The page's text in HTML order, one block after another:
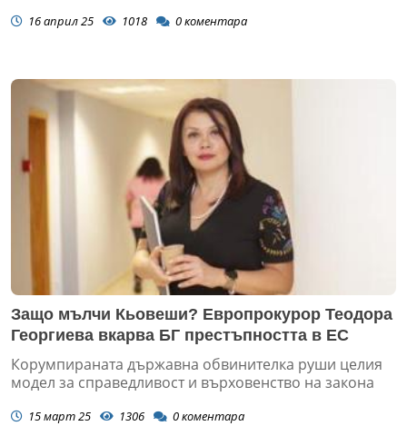
16 април 25 1018 0коментара
Защо мълчи Кьовеши? Европрокурор Теодора
Георгиева вкарва БГ престъпността в ЕС
Корумпираната държавна обвинителка руши целия
модел за справедливост и върховенство на закона
15 март 25 1306 0коментара